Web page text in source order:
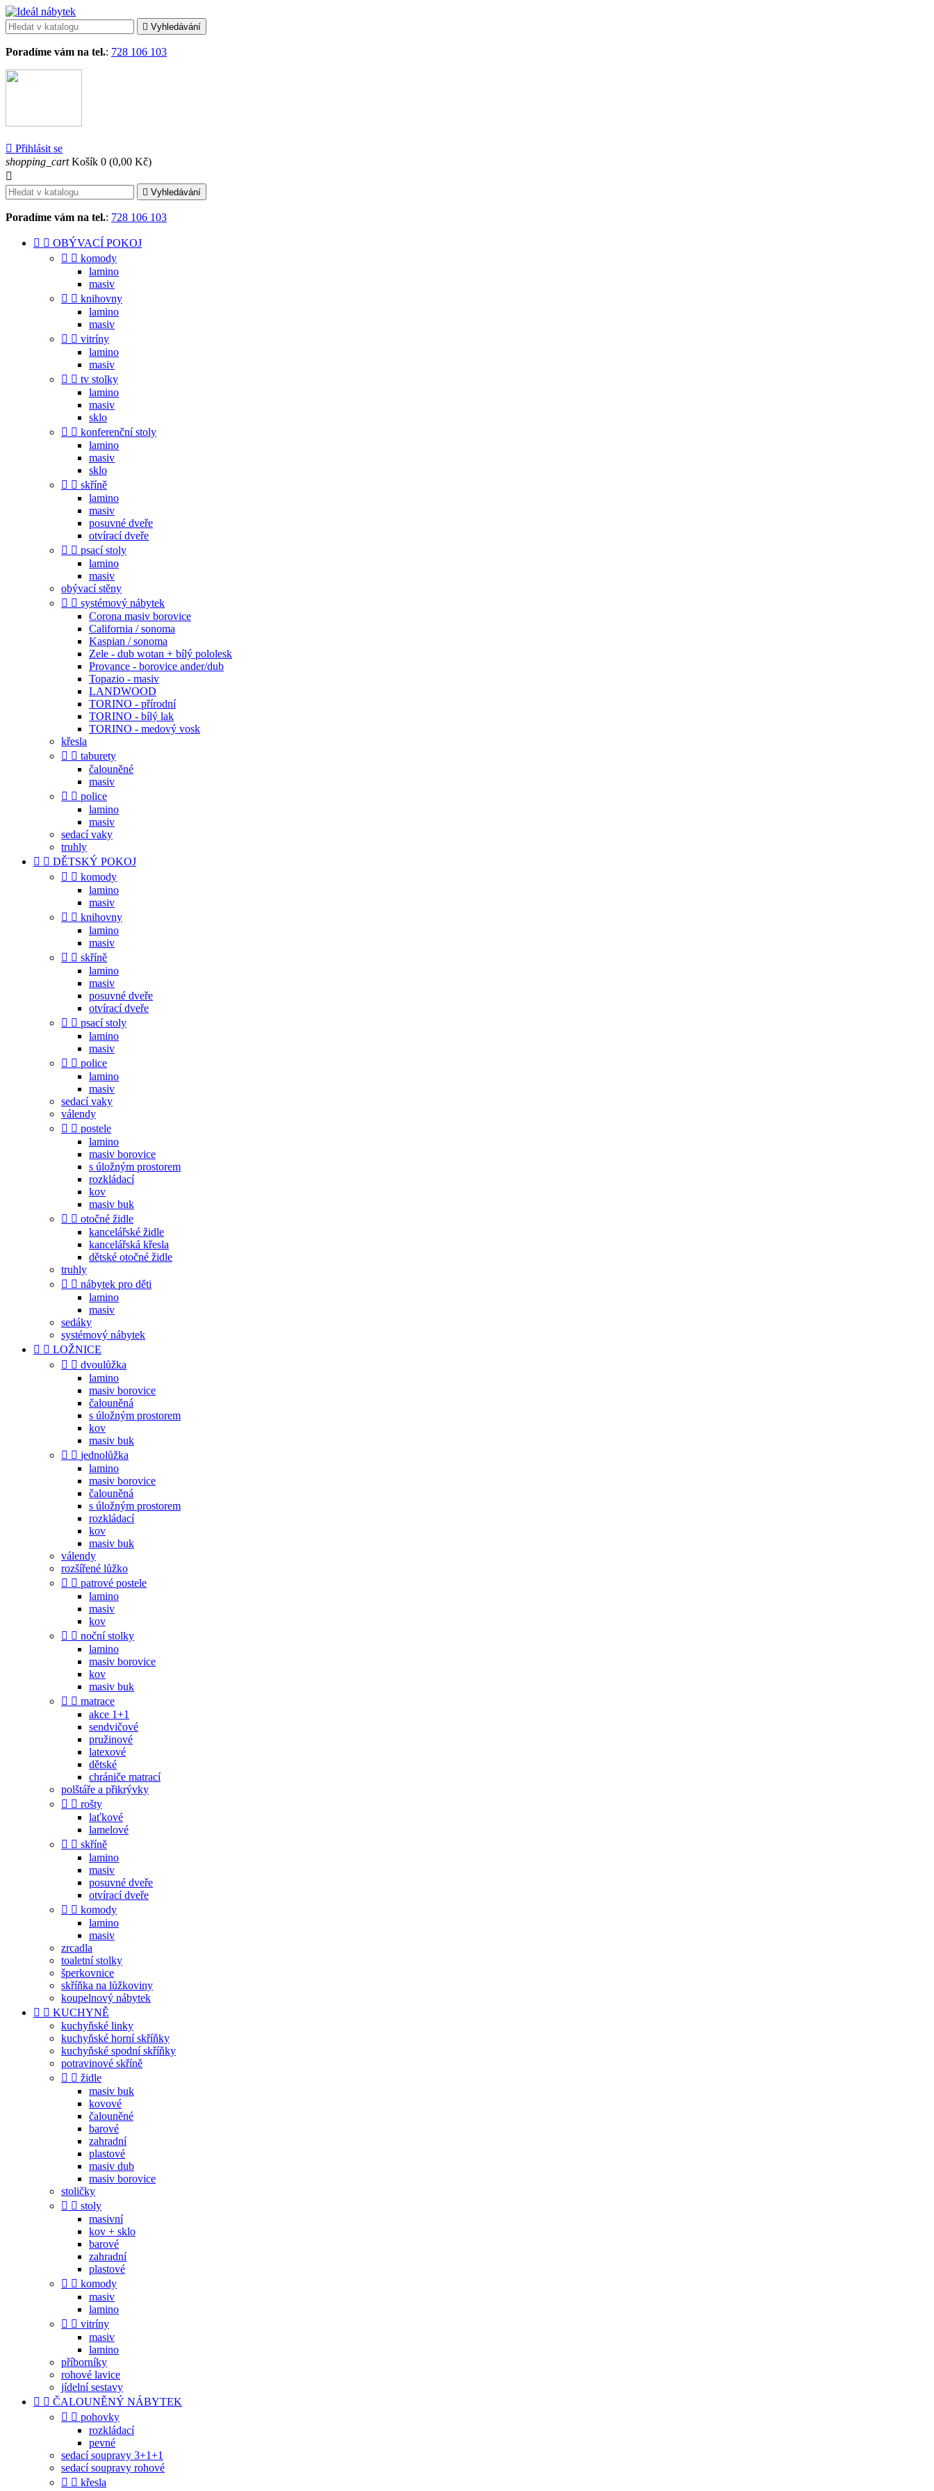
 Vyhledávání
Poradíme vám na tel.: 728 106 103
 Přihlásit se
shopping_cart Košík 0 (0,00 Kč)

 Vyhledávání
Poradíme vám na tel.: 728 106 103
  OBÝVACÍ POKOJ
  komody
lamino
masiv
  knihovny
lamino
masiv
  vitríny
lamino
masiv
  tv stolky
lamino
masiv
sklo
  konferenční stoly
lamino
masiv
sklo
  skříně
lamino
masiv
posuvné dveře
otvírací dveře
  psací stoly
lamino
masiv
obývací stěny
  systémový nábytek
Corona masiv borovice
California / sonoma
Kaspian / sonoma
Zele - dub wotan + bílý pololesk
Provance - borovice ander/dub
Topazio - masiv
LANDWOOD
TORINO - přírodní
TORINO - bílý lak
TORINO - medový vosk
křesla
  taburety
čalouněné
masiv
  police
lamino
masiv
sedací vaky
truhly
  DĚTSKÝ POKOJ
  komody
lamino
masiv
  knihovny
lamino
masiv
  skříně
lamino
masiv
posuvné dveře
otvírací dveře
  psací stoly
lamino
masiv
  police
lamino
masiv
sedací vaky
válendy
  postele
lamino
masiv borovice
s úložným prostorem
rozkládací
kov
masiv buk
  otočné židle
kancelářské židle
kancelářská křesla
dětské otočné židle
truhly
  nábytek pro děti
lamino
masiv
sedáky
systémový nábytek
  LOŽNICE
  dvoulůžka
lamino
masiv borovice
čalouněná
s úložným prostorem
kov
masiv buk
  jednolůžka
lamino
masiv borovice
čalouněná
s úložným prostorem
rozkládací
kov
masiv buk
válendy
rozšířené lůžko
  patrové postele
lamino
masiv
kov
  noční stolky
lamino
masiv borovice
kov
masiv buk
  matrace
akce 1+1
sendvičové
pružinové
latexové
dětské
chrániče matrací
polštáře a přikrývky
  rošty
laťkové
lamelové
  skříně
lamino
masiv
posuvné dveře
otvírací dveře
  komody
lamino
masiv
zrcadla
toaletní stolky
šperkovnice
skříňka na lůžkoviny
koupelnový nábytek
  KUCHYNĚ
kuchyňské linky
kuchyňské horní skříňky
kuchyňské spodní skříňky
potravinové skříně
  židle
masiv buk
kovové
čalouněné
barové
zahradní
plastové
masiv dub
masiv borovice
stoličky
  stoly
masivní
kov + sklo
barové
zahradní
plastové
  komody
masiv
lamino
  vitríny
masiv
lamino
příborníky
rohové lavice
jídelní sestavy
  ČALOUNĚNÝ NÁBYTEK
  pohovky
rozkládací
pevné
sedací soupravy 3+1+1
sedací soupravy rohové
  křesla